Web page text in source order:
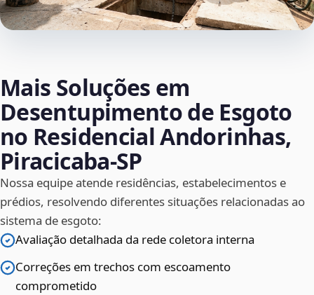
Mais Soluções em
Desentupimento de Esgoto
no Residencial Andorinhas,
Piracicaba‑SP
Nossa equipe atende residências, estabelecimentos e
prédios, resolvendo diferentes situações relacionadas ao
sistema de esgoto:
Avaliação detalhada da rede coletora interna
Correções em trechos com escoamento
comprometido